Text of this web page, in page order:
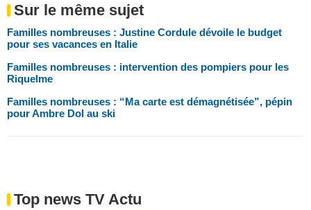
Sur le même sujet
Familles nombreuses : Justine Cordule dévoile le budget
pour ses vacances en Italie
Familles nombreuses : intervention des pompiers pour les
Riquelme
Familles nombreuses : “Ma carte est démagnétisée”, pépin
pour Ambre Dol au ski
Top news TV Actu